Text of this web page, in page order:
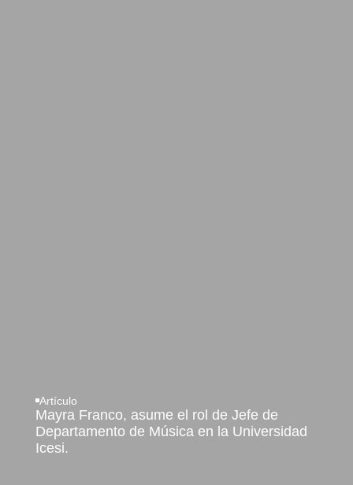
Artículo
Mayra Franco, asume el rol de Jefe de
Departamento de Música en la Universidad
Icesi.